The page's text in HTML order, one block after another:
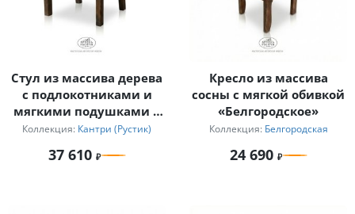
Стул из массива дерева
с подлокотниками и
мягкими подушками в
стиле кантри
Коллекция: Кантри (Рустик)
37 610
Кресло из массива
сосны с мягкой обивкой
«Белгородское»
Коллекция: Белгородская
24 690